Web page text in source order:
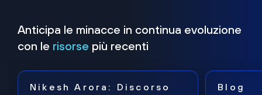
Anticipa le minacce in continua evoluzione
con le risorse più recenti
Nikesh Arora: Discorso
Blog